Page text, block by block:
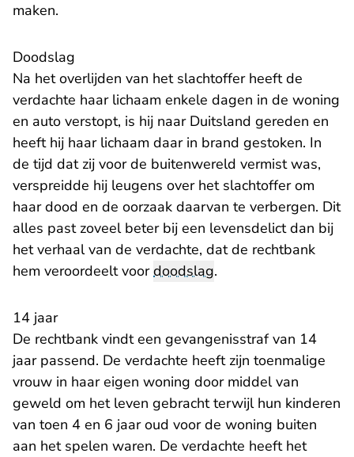
maken.
Doodslag
Na het overlijden van het slachtoffer heeft de
verdachte haar lichaam enkele dagen in de woning
en auto verstopt, is hij naar Duitsland gereden en
heeft hij haar lichaam daar in brand gestoken. In
de tijd dat zij voor de buitenwereld vermist was,
verspreidde hij leugens over het slachtoffer om
haar dood en de oorzaak daarvan te verbergen. Dit
alles past zoveel beter bij een levensdelict dan bij
het verhaal van de verdachte, dat de rechtbank
hem veroordeelt voordoodslag.
14 jaar
De rechtbank vindt een gevangenisstraf van 14
jaar passend. De verdachte heeft zijn toenmalige
vrouw in haar eigen woning door middel van
geweld om het leven gebracht terwijl hun kinderen
van toen 4 en 6 jaar oud voor de woning buiten
aan het spelen waren. De verdachte heeft het